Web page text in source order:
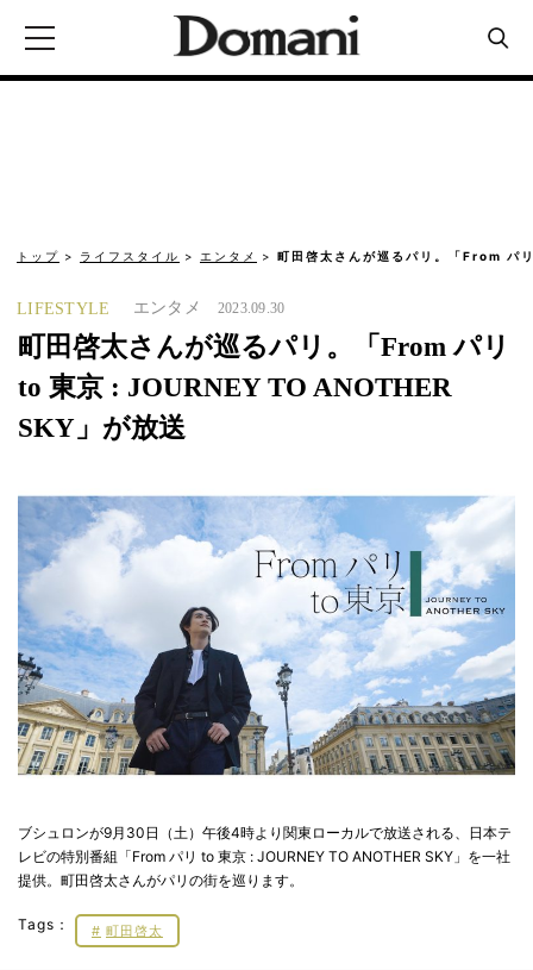
トップ ライフスタイル エンタメ 町田啓太さんが巡るパリ。「From
LIFESTYLE エンタメ 2023.09.30
町田啓太さんが巡るパリ。「From パリ
to 東京 : JOURNEY TO ANOTHER
SKY」が放送
ブシュロンが9月30日（土）午後4時より関東ローカルで放送される、日本テ
レビの特別番組「From パリ to 東京 : JOURNEY TO ANOTHER SKY」を一社
提供。町田啓太さんがパリの街を巡ります。
Tags： 町田啓太